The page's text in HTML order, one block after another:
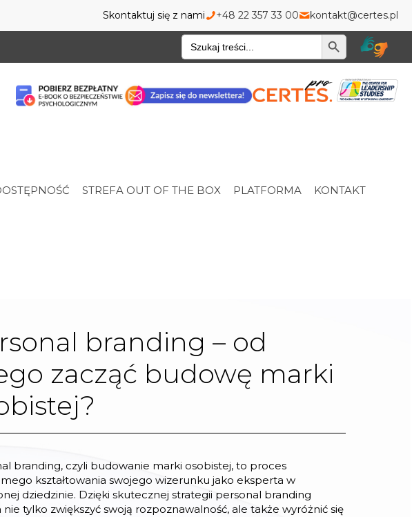
Skontaktuj się z nami +48 22 357 33 00 kontakt@certes.pl
Wyszukiwarka
STREFA OUT OF THE BOX PLATFORMA KONTAKT
branding – od
zacząć budowę marki
branding, czyli budowanie marki osobistej, to proces
kształtowania swojego wizerunku jako eksperta w
dziedzinie. Dzięki skutecznej strategii personal branding
nie tylko zwiększyć swoją rozpoznawalność, ale także wyróżnić się